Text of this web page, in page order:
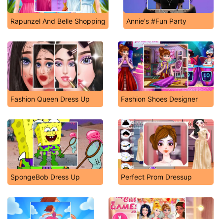
Rapunzel And Belle Shopping Annie's #Fun Party
Fashion Queen Dress Up Fashion Shoes Designer
SpongeBob Dress Up Perfect Prom Dressup